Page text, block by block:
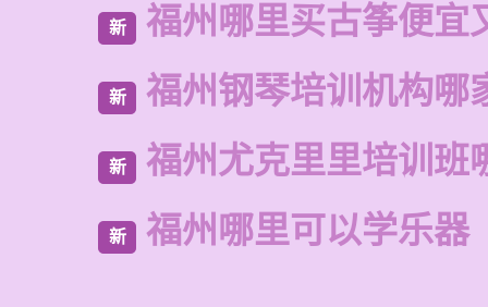
新 福州哪里买古筝便宜
新 福州钢琴培训机构哪
新 福州尤克里里培训班
新 福州哪里可以学乐器